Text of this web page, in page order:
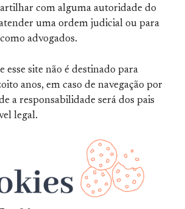
com alguma autoridade do
uma ordem judicial ou para
advogados.
esse site não é destinado para
anos, em caso de navegação por
a responsabilidade será dos pais
legal.